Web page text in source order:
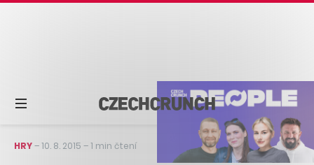
HRY–10. 8. 2015 –1 min čtení